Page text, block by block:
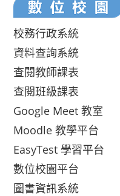
校務行政系統
資料查詢系統
查閱教師課表
查閱班級課表
Google Meet 教室
Moodle 教學平台
EasyTest 學習平台
數位校園平台
圖書資訊系統